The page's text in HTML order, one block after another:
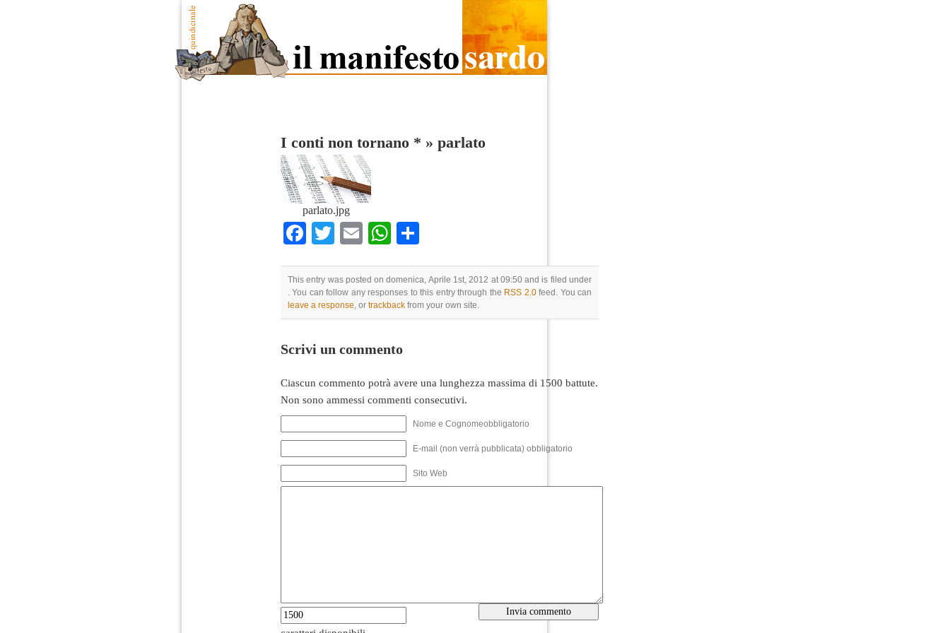
I conti non tornano * » parlato
parlato.jpg
Facebook
Twitter
EmailWhatsApp
This entry was posted on domenica, Aprile 1st, 2012 at 09:50 and is filed under
. You can follow any responses to this entry through the RSS 2.0feed. You can
leave a response , or trackback from your own site.
Scrivi un commento
Ciascun commento potrà avere una lunghezza massima di 1500 battute.
Non sono ammessi commenti consecutivi.
Nome e Cognomeobbligatorio
E-mail (non verrà pubblicata) obbligatorio
Sito Web